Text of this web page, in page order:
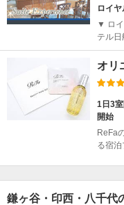
ロイ
▼ ロ
テル日
オリ
1日3
開始
ReFa
る宿泊
鎌ヶ谷・印西・八千代